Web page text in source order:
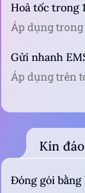
Hoả tốc trong
Áp dụng
Gửi nhanh
Áp dụng trên
Kín
Đóng gói